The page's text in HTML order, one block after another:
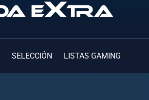
SELECCIÓN LISTAS GAMING